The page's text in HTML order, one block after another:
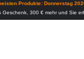
Produkte: Donnerstag
300 € mehr und Sie